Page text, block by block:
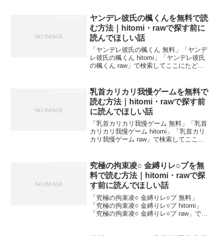
ヤンデレ彼氏の楓くんを無料で読
む方法｜hitomi・rawで探す前に
読んでほしい話
「ヤンデレ彼氏の楓くん 無料」「ヤンデ
レ彼氏の楓くん hitomi」「ヤンデレ彼氏
の楓くん raw」で検索してここにたどり
After（正解）「hitomi」で検索...
乳首カリカリ我慢ゲームを無料で
読む方法｜hitomi・rawで探す前
に読んでほしい話
「乳首カリカリ我慢ゲーム 無料」「乳首
カリカリ我慢ゲーム hitomi」「乳首カリ
カリ我慢ゲーム raw」で検索してここに
行動）After（正解）「hitomi」...
究極の拘束凌○ 金縛りレ○プを無
料で読む方法｜hitomi・rawで探
す前に読んでほしい話
「究極の拘束凌○ 金縛りレ○プ 無料」
「究極の拘束凌○ 金縛りレ○プ hitomi」
「究極の拘束凌○ 金縛りレ○プ raw」で検